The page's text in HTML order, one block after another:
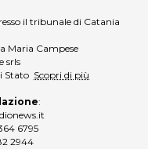
il tribunale di Catania
Maria Campese
srls
Stato Scopri di più
:
6795
2944